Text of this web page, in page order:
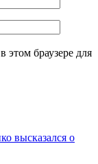
этом браузере для
высказался о